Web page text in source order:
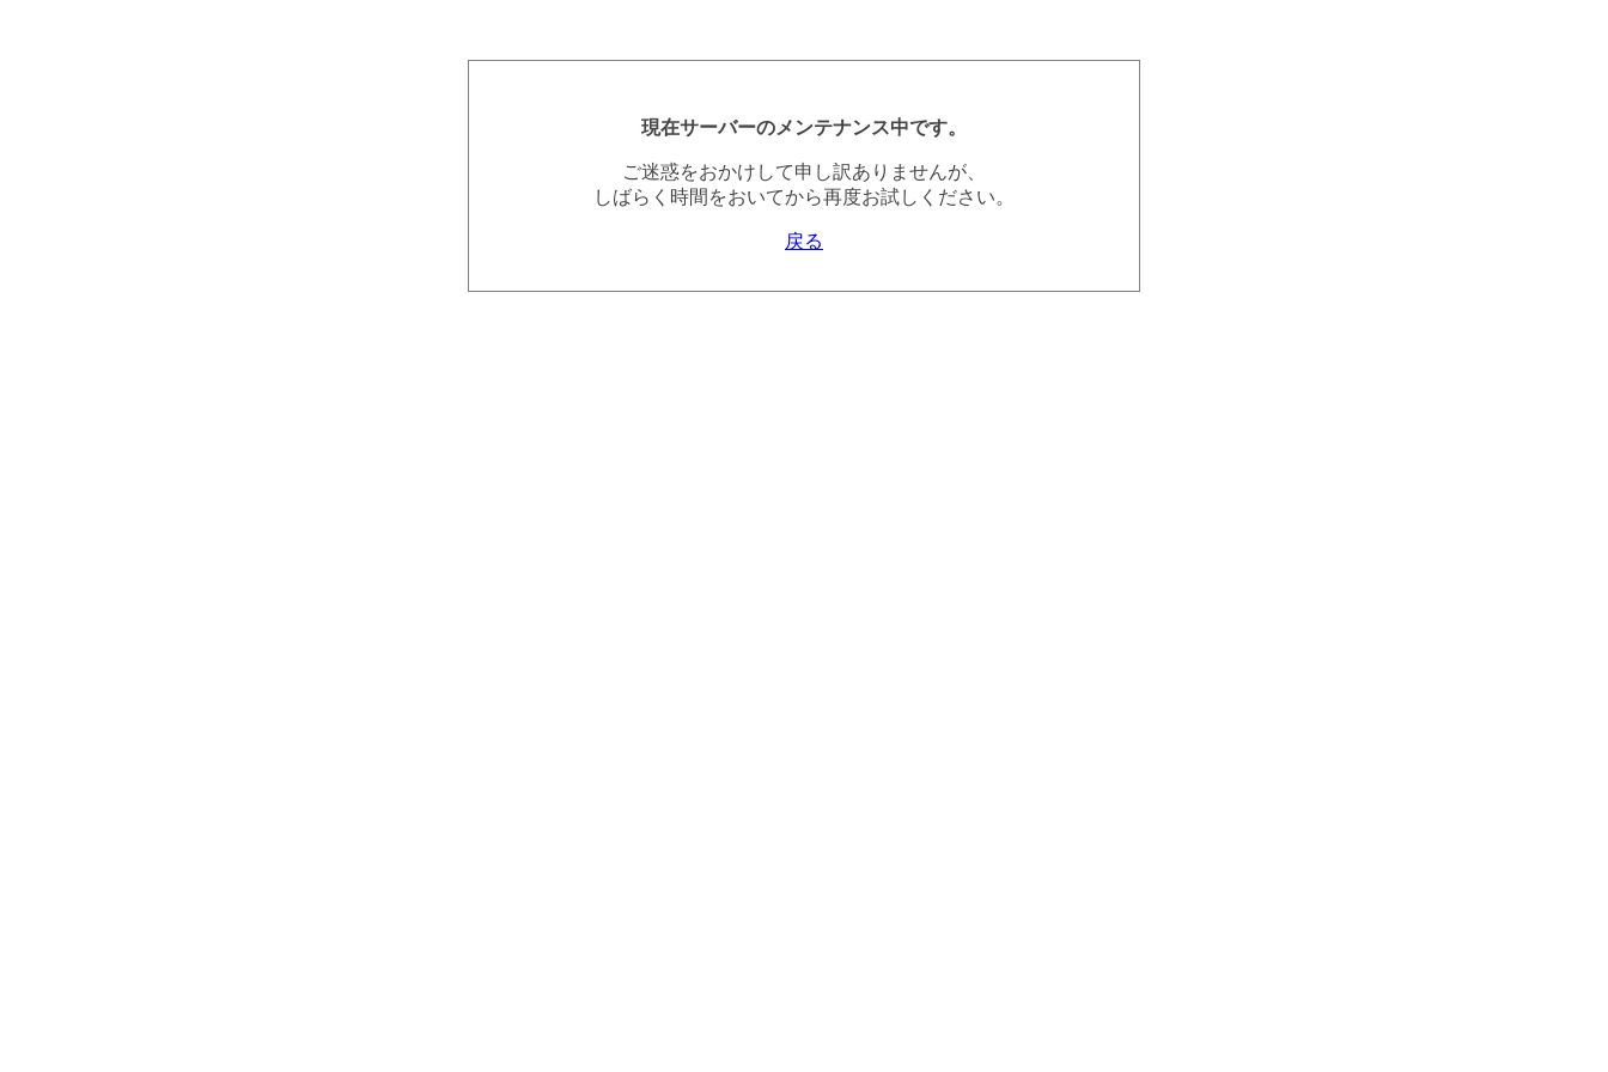
現在サーバーのメンテナンス中です。
ご迷惑をおかけして申し訳ありませんが、
しばらく時間をおいてから再度お試しください。
戻る